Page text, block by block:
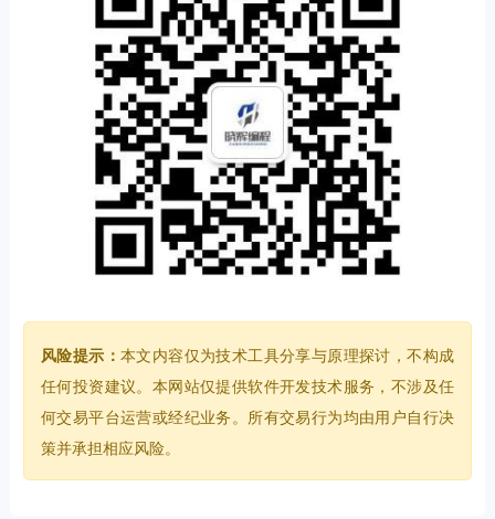
风险提示： 本文内容仅为技术工具分享与原理探讨，不构成
任何投资建议。本网站仅提供软件开发技术服务，不涉及任
何交易平台运营或经纪业务。所有交易行为均由用户自行决
策并承担相应风险。